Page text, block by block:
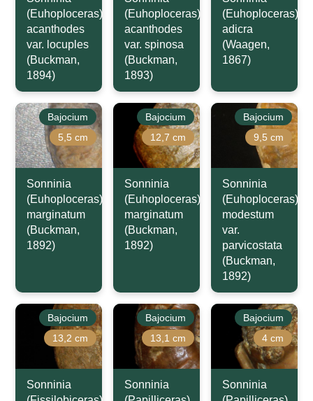
(Euhoploceras)
acanthodes
var. locuples
(Buckman,
1894)
(Euhoploceras)
acanthodes
var. spinosa
(Buckman,
1893)
(Euhoploceras)
adicra
(Waagen,
1867)
Bajocium
5,5 cm
Sonninia
(Euhoploceras)
marginatum
(Buckman,
1892)
Bajocium
12,7 cm
Sonninia
(Euhoploceras)
marginatum
(Buckman,
1892)
Bajocium
9,5 cm
Sonninia
(Euhoploceras)
modestum
var.
parvicostata
(Buckman,
1892)
Bajocium
13,2 cm
Sonninia
Bajocium
13,1 cm
Sonninia
Bajocium
4 cm
Sonninia